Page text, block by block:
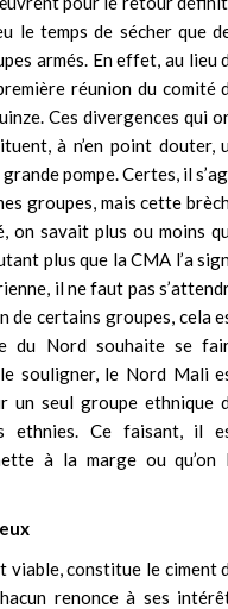
le temps de sécher que
armés. En effet, au lieu
réunion du comité
Ces divergences qui
à n’en point douter,
pompe. Certes, il
groupes, mais cette
on savait plus ou moins
plus que la CMA l’a
il ne faut pas
de certains groupes, cela
du Nord souhaite se
souligner, le Nord Mali
un seul groupe ethnique
ethnies. Ce faisant, il
à la marge ou qu’on
viable, constitue le ciment
renonce à ses